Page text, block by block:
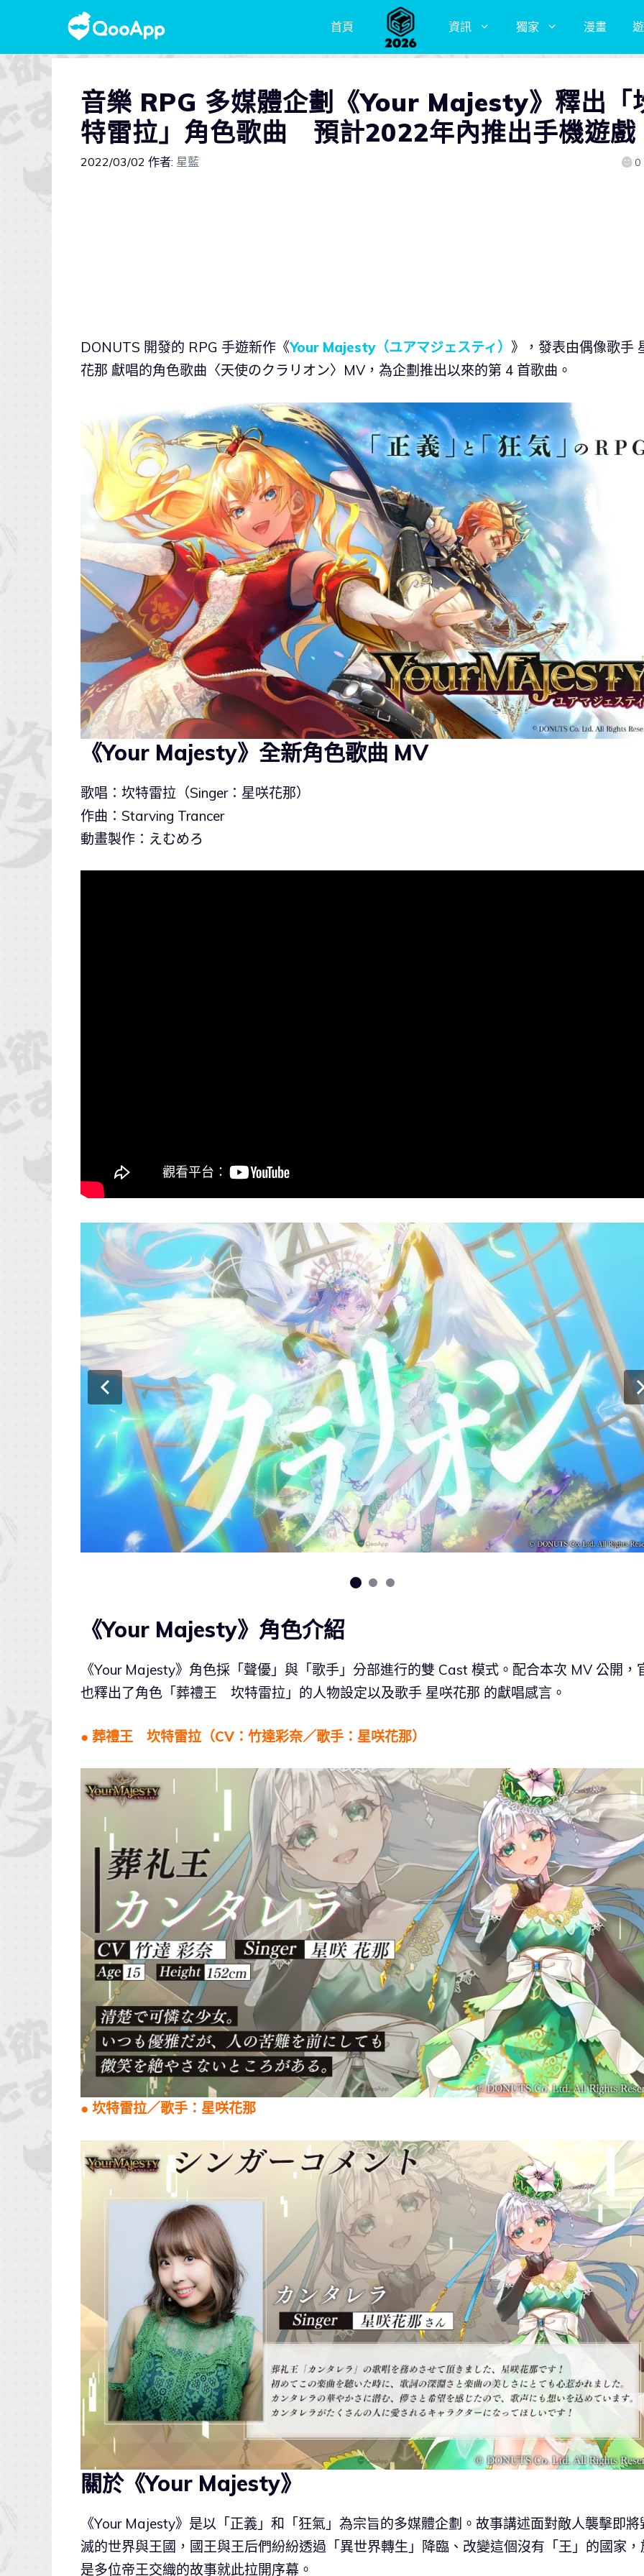
首頁 資訊 獨家 漫畫
音樂 RPG 多媒體企劃《Your Majesty》釋出「
特雷拉」角色歌曲 預計2022年內推出手機遊戲
2022/03/02 作者: 星藍 0
DONUTS 開發的 RPG 手遊新作《Your Majesty（ユアマジェスティ） 》，發表由偶像歌手
花那 獻唱的角色歌曲〈天使のクラリオン〉MV，為企劃推出以來的第 4 首歌曲。
《Your Majesty》全新角色歌曲 MV
歌唱：坎特雷拉（Singer：星咲花那）
作曲：Starving Trancer
動畫製作：えむめろ
《Your Majesty》角色介紹
《Your Majesty》角色採「聲優」與「歌手」分部進行的雙 Cast 模式。配合本次 MV 公開，
也釋出了角色「葬禮王 坎特雷拉」的人物設定以及歌手 星咲花那 的獻唱感言。
● 葬禮王 坎特雷拉（CV：竹達彩奈／歌手：星咲花那）
● 坎特雷拉／歌手： 星咲花那
關於《Your Majesty》
《Your Majesty》是以「正義」和「狂氣」為宗旨的多媒體企劃。故事講述面對敵人襲擊即將
滅的世界與王國，國王與王后們紛紛透過「異世界轉生」降臨、改變這個沒有「王」的國家，
是多位帝王交織的故事就此拉開序幕。